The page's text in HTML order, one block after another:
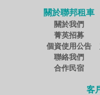
關於聯邦租車
關於我們
菁英招募
個資使用公告
聯絡我們
合作民宿
客